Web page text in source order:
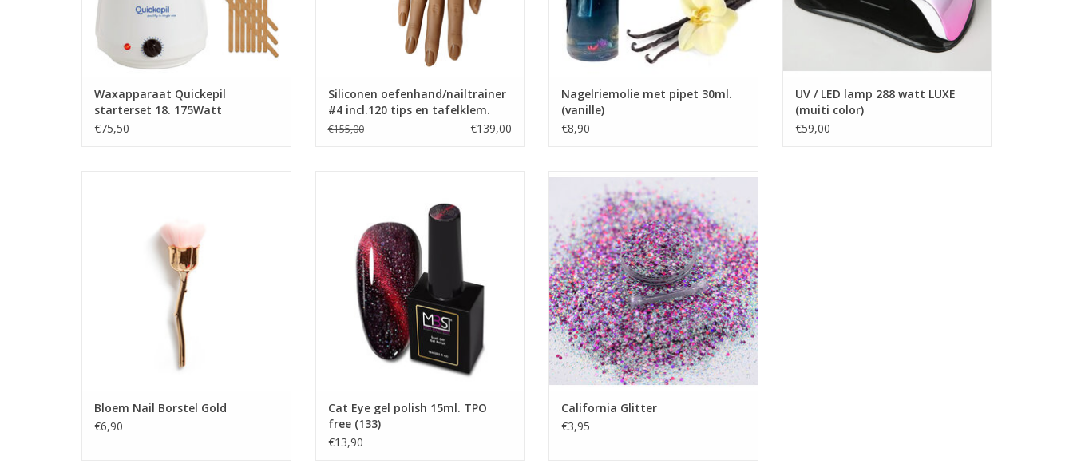
Waxapparaat Quickepil
starterset 18. 175Watt
€75,50
Siliconen oefenhand/nailtrainer
#4 incl.120 tips en tafelklem.
€155,00 €139,00
Nailart glitters
Showroom
Nagels producten
Prijzen zijn incl. BTW
Nagelriemolie met pipet 30ml.
(vanille)
€8,90
UV / LED lamp 288 watt LUXE
(muiti color)
€59,00
Opleidingen
Biab cursus
Acryl cursus
Prijzen zijn incl. BTW
TOEVOEGEN AAN WINKELWAGEN
Bloem Nail Borstel Gold
€6,90
Showroom
Prijzen zijn incl. BTW
TOEVOEGEN AAN WINKELWAGEN
Cat Eye gel polish 15ml. TPO
free (133)
€13,90
California Glitter
Nailart
Nailart cursus
Nailart glitters
Winkel Zwijndrecht
Nagels producten
Prijzen zijn incl. BTW
TOEVOEGEN AAN WINKELWAGEN
California Glitter
€3,95